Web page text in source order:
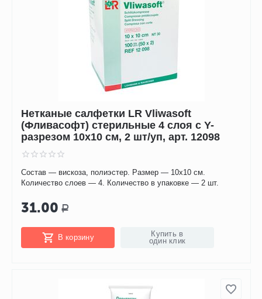
Нетканые салфетки LR Vliwasoft
(Фливасофт) стерильные 4 слоя с Y-
разрезом 10х10 см, 2 шт/уп, арт. 12098
Состав — вискоза, полиэстер. Размер — 10х10 см.
Количество слоев — 4. Количество в упаковке — 2 шт.
31.00 Р
В корзину
Купить в
один клик